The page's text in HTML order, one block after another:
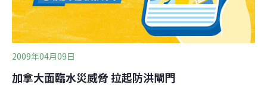
算新台幣500億元，搭配明年度8
2009年04月09日
加拿大面臨水災威脅 拉起防洪閘門